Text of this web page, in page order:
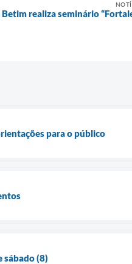
realiza seminário
para o público
sábado (8)